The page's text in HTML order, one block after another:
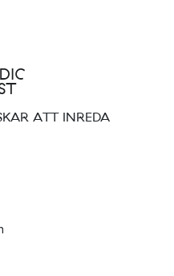
ATT INREDA